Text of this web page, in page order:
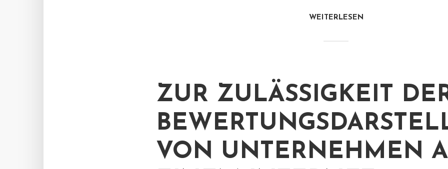
WEITERLESEN
ZUR ZULÄSSIGKEIT
VON UNTERNEHMEN